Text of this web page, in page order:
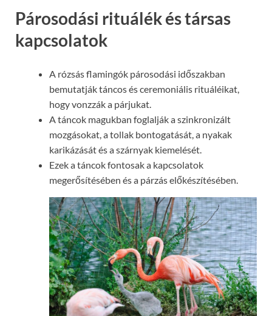
Párosodási rituálék és társas
kapcsolatok
A rózsás flamingók párosodási időszakban
bemutatják táncos és ceremoniális rituáléikat,
hogy vonzzák a párjukat.
A táncok magukban foglalják a szinkronizált
mozgásokat, a tollak bontogatását, a nyakak
karikázását és a szárnyak kiemelését.
Ezek a táncok fontosak a kapcsolatok
megerősítésében és a párzás előkészítésében.